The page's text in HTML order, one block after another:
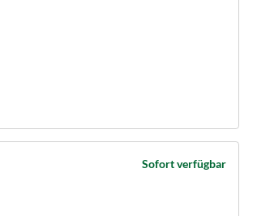
Sofort verfügbar